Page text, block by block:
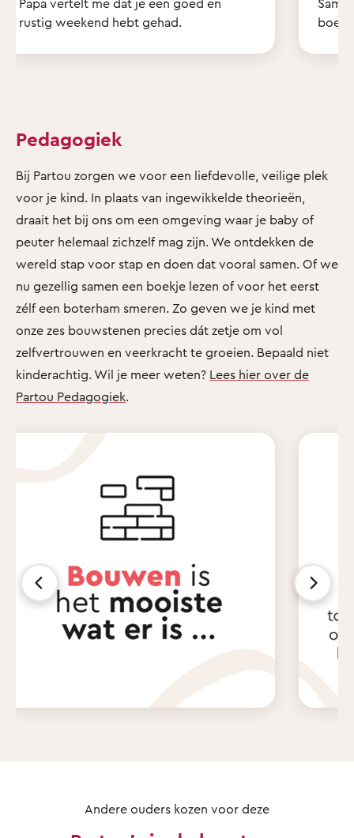
rustig weekend hebt gehad.
Pedagogiek
Bij Partou zorgen we voor een liefdevolle, veilige plek
voor je kind. In plaats van ingewikkelde theorieën,
draait het bij ons om een omgeving waar je baby of
peuter helemaal zichzelf mag zijn. We ontdekken de
wereld stap voor stap en doen dat vooral samen. Of we
nu gezellig samen een boekje lezen of voor het eerst
zélf een boterham smeren. Zo geven we je kind met
onze zes bouwstenen precies dát zetje om vol
zelfvertrouwen en veerkracht te groeien. Bepaald niet
kinderachtig. Wil je meer weten? Lees hier over de
Partou Pedagogiek.
Andere ouders kozen voor deze